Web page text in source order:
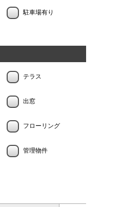
駐車場有り
テラス
出窓
フローリング
管理物件